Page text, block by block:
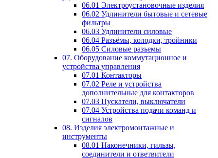
06.01 Электроустановочные изделия
06.02 Удлинители бытовые и сетевые
фильтры
06.03 Удлинители силовые
06.04 Разъёмы, колодки, тройники
06.05 Силовые разъемы
07. Оборудование коммутационное и
устройства управления
07.01 Контакторы
07.02 Реле и устройства
дополнительные для контакторов
07.03 Пускатели, выключатели
07.04 Устройства подачи команд и
сигналов
08. Изделия электромонтажные и
инструменты
08.01 Наконечники, гильзы,
соединители и ответвители